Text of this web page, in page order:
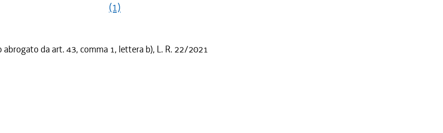
(1)
abrogato da art. 43, comma 1, lettera b), L. R. 22/2021